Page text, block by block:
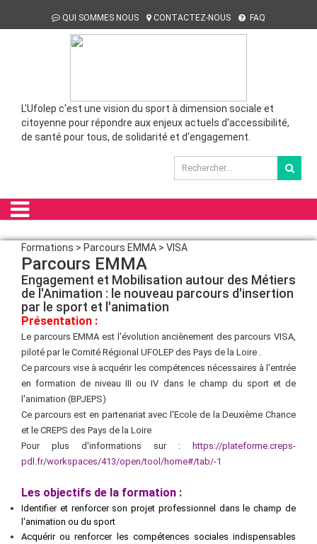
QUI SOMMES NOUS CONTACTEZ-NOUS FAQ
L'Ufolep c'est une vision du sport à dimension sociale et
citoyenne pour répondre aux enjeux actuels d'accessibilité,
de santé pour tous, de solidarité et d'engagement.
Formations > Parcours EMMA > VISA
Parcours EMMA
Engagement et Mobilisation autour des Métiers
de l'Animation : le nouveau parcours d'insertion
par le sport et l'animation
Présentation :
Le parcours EMMA est l'évolution anciènement des parcours VISA,
piloté par le Comité Régional UFOLEP des Pays de la Loire .
Ce parcours vise à acquérir les compétences nécessaires à l'entrée
en formation de niveau III ou IV dans le champ du sport et de
l'animation (BPJEPS)
Ce parcours est en partenariat avec l'Ecole de la Deuxième Chance
et le CREPS des Pays de la Loire
Pour plus d'informations sur :
https://plateforme.creps-
pdl.fr/workspaces/413/open/tool/home#/tab/-1
Les objectifs de la formation :
Identifier et renforcer son projet professionnel dans le champ de
l'animation ou du sport
Acquérir ou renforcer les compétences sociales indispensables